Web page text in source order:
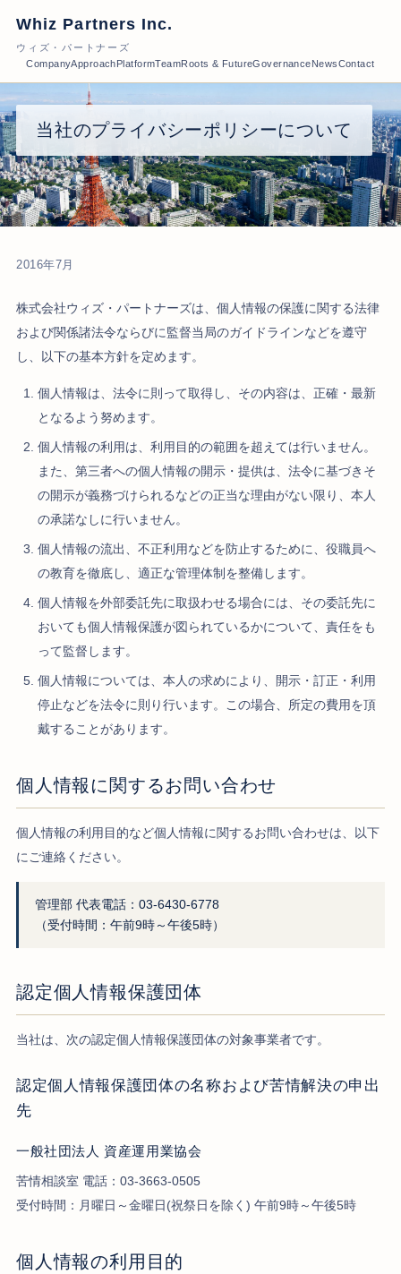
Whiz Partners Inc.
ウィズ・パートナーズ
CompanyApproachPlatformTeamRoots & FutureGovernanceNewsContact
当社のプライバシーポリシーについて
2016年7月
株式会社ウィズ・パートナーズは、個人情報の保護に関する法律
および関係諸法令ならびに監督当局のガイドラインなどを遵守
し、以下の基本方針を定めます。
個人情報は、法令に則って取得し、その内容は、正確・最新
となるよう努めます。
個人情報の利用は、利用目的の範囲を超えては行いません。
また、第三者への個人情報の開示・提供は、法令に基づきそ
の開示が義務づけられるなどの正当な理由がない限り、本人
の承諾なしに行いません。
個人情報の流出、不正利用などを防止するために、役職員へ
の教育を徹底し、適正な管理体制を整備します。
個人情報を外部委託先に取扱わせる場合には、その委託先に
おいても個人情報保護が図られているかについて、責任をも
って監督します。
個人情報については、本人の求めにより、開示・訂正・利用
停止などを法令に則り行います。この場合、所定の費用を頂
戴することがあります。
個人情報に関するお問い合わせ
個人情報の利用目的など個人情報に関するお問い合わせは、以下
にご連絡ください。
管理部 代表電話：03-6430-6778
（受付時間：午前9時～午後5時）
認定個人情報保護団体
当社は、次の認定個人情報保護団体の対象事業者です。
認定個人情報保護団体の名称および苦情解決の申出
先
一般社団法人 資産運用業協会
苦情相談室 電話：03-3663-0505
受付時間：月曜日～金曜日(祝祭日を除く) 午前9時～午後5時
個人情報の利用目的